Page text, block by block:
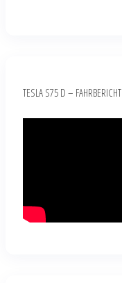
TESLA S75 D – FAHRBERICHT